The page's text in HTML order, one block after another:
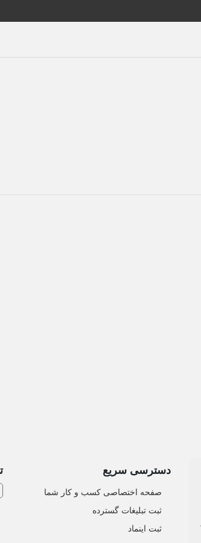
دسترسی سریع
صفحه اختصاصی کسب و کار شما
ثبت تبلیغات گسترده
ثبت اینماد